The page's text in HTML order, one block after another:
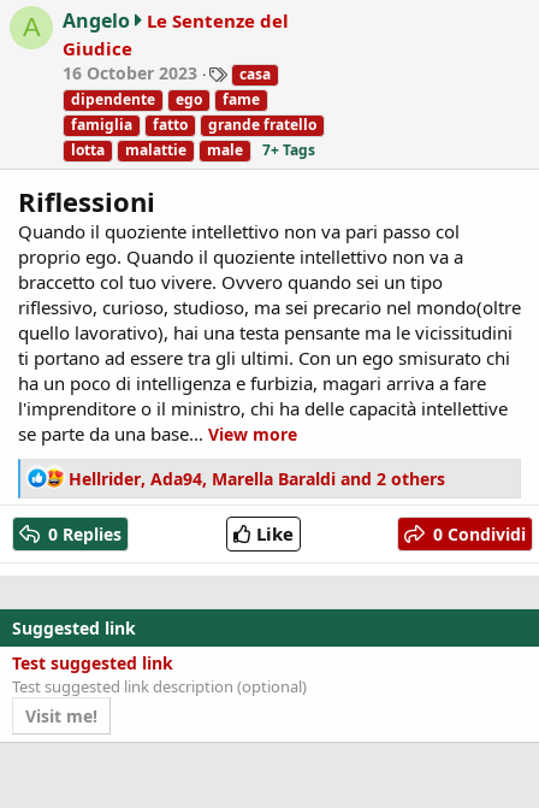
n
A Angelo
Le Sentenze del
Giudice
16 October 2023
T
a
g
s
casa
dipendente
ego
fame
famiglia
fatto
grande fratello
lotta
malattie male 7+ Tags
Riflessioni
Quando il quoziente intellettivo non va pari passo col
proprio ego. Quando il quoziente intellettivo non va a
braccetto col tuo vivere. Ovvero quando sei un tipo
riflessivo, curioso, studioso, ma sei precario nel mondo(oltre
quello lavorativo), hai una testa pensante ma le vicissitudini
ti portano ad essere tra gli ultimi. Con un ego smisurato chi
ha un poco di intelligenza e furbizia, magari arriva a fare
l'imprenditore o il ministro, chi ha delle capacità intellettive
se parte da una base... View more
R
e
a
c
t
o
n
s
:
Hellrider, Ada94, Marella Baraldi and 2 others
0 Replies Like 0 Condividi
Suggested link
Test suggested link
Test suggested link description (optional)
Visit me!